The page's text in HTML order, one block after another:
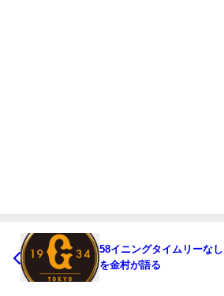
58イニングタイムリーな
を金村が語る